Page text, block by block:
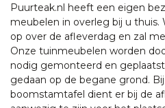
Puurteak.nl heeft een eigen
meubelen in overleg bij u
op over de afleverdag en zal
Onze tuinmeubelen worden
nodig gemonteerd en
gedaan op de begane grond.
boomstamtafel dient er bij de